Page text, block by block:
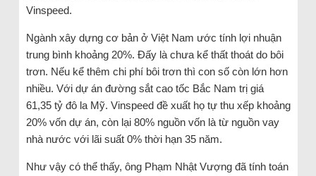
Vinspeed.
Ngành xây dựng cơ bản ở Việt Nam ước tính lợi nhuận
trung bình khoảng 20%. Đấy là chưa kể thất thoát do bôi
trơn. Nếu kể thêm chi phí bôi trơn thì con số còn lớn hơn
nhiều. Với dự án đường sắt cao tốc Bắc Nam trị giá
61,35 tỷ đô la Mỹ. Vinspeed đề xuất họ tự thu xếp khoảng
20% vốn dự án, còn lại 80% nguồn vốn là từ nguồn vay
nhà nước với lãi suất 0% thời hạn 35 năm.
Như vậy có thể thấy, ông Phạm Nhật Vượng đã tính toán